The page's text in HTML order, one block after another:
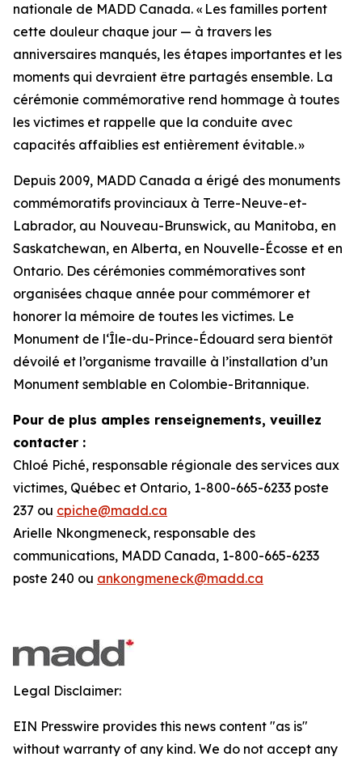
nationale de MADD Canada. « Les familles portent
cette douleur chaque jour — à travers les
anniversaires manqués, les étapes importantes et les
moments qui devraient être partagés ensemble. La
cérémonie commémorative rend hommage à toutes
les victimes et rappelle que la conduite avec
capacités affaiblies est entièrement évitable. »
Depuis 2009, MADD Canada a érigé des monuments
commémoratifs provinciaux à Terre-Neuve-et-
Labrador, au Nouveau-Brunswick, au Manitoba, en
Saskatchewan, en Alberta, en Nouvelle-Écosse et en
Ontario. Des cérémonies commémoratives sont
organisées chaque année pour commémorer et
honorer la mémoire de toutes les victimes. Le
Monument de l‘Île-du-Prince-Édouard sera bientôt
dévoilé et l’organisme travaille à l’installation d’un
Monument semblable en Colombie-Britannique.
Pour de plus amples renseignements, veuillez
contacter :
Chloé Piché, responsable régionale des services aux
victimes, Québec et Ontario, 1-800-665-6233 poste
237 ou cpiche@madd.ca
Arielle Nkongmeneck, responsable des
communications, MADD Canada, 1-800-665-6233
poste 240 ou ankongmeneck@madd.ca
Legal Disclaimer:
EIN Presswire provides this news content "as is"
without warranty of any kind. We do not accept any